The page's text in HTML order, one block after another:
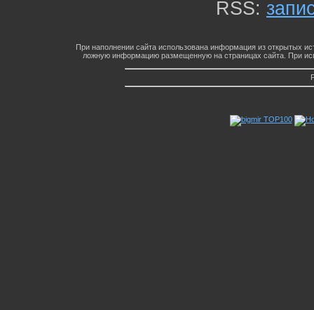
RSS:
При наполнении сайта использована информация из открытых
ложную информацию размещенную на страницах сайта. При